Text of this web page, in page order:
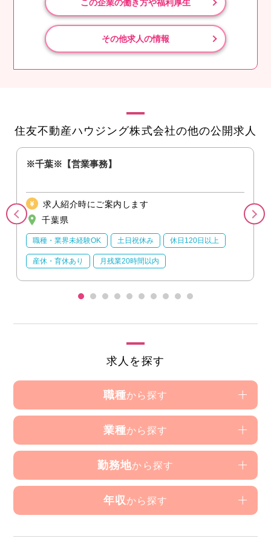
この企業の働き方や福利厚生
その他求人の情報
住友不動産ハウジング株式会社の他の公開求人
※千葉※【営業事務】
求人紹介時にご案内します
千葉県
職種・業界未経験OK 土日祝休み 休日120日以上
産休・育休あり 月残業20時間以内
求人を探す
職種から探す
業種から探す
勤務地から探す
年収 から探す